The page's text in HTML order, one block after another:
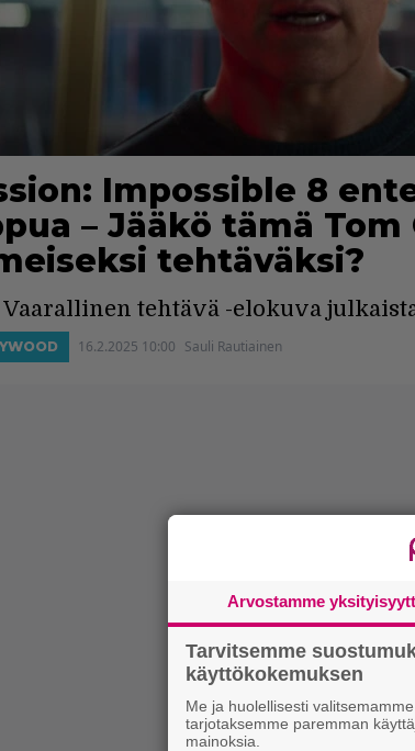
Impossible 8
– Jääkö tämä Tom
tehtäväksi?
Vaarallinen tehtävä -elokuva
16.2.2025 10:00 Sauli Rautiainen
Arvostamme
Tarvitsemme
käyttökokemuksen
Me ja huolellisesti valitsemamme
tarjotaksemme paremman
mainoksia.